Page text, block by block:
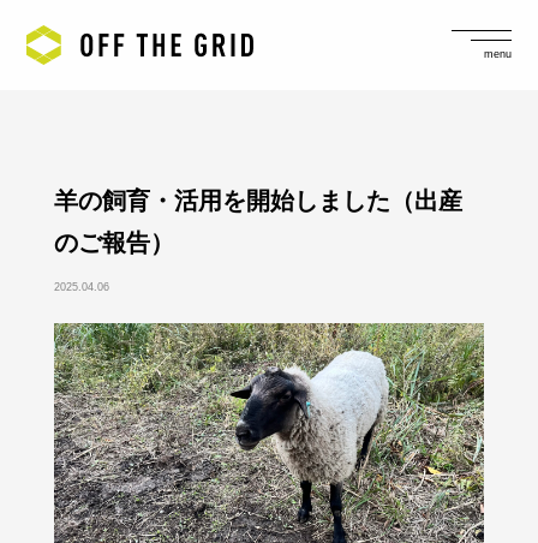
menu
羊の飼育・活用を開始しました（出産
のご報告）
2025.04.06